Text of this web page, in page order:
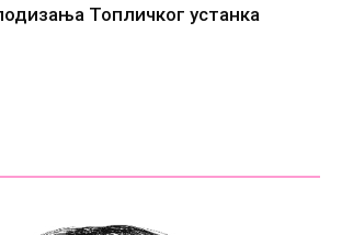
Топличког устанка